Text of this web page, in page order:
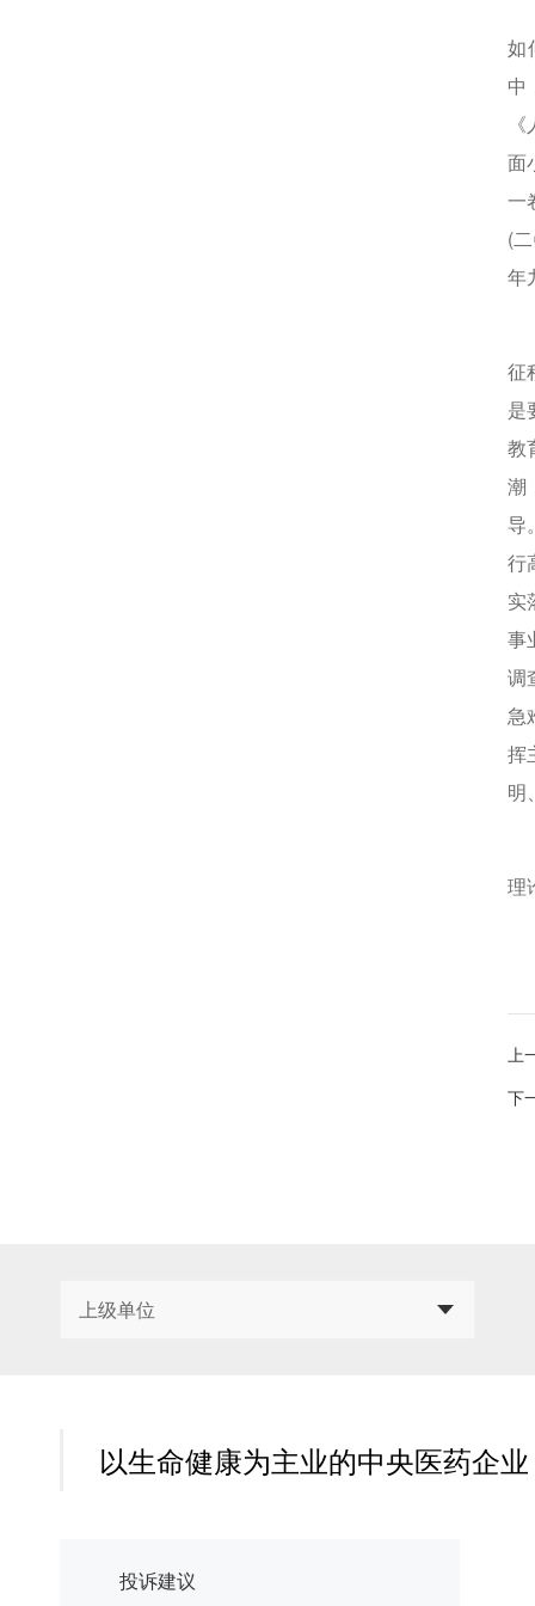
如
中
面
一
(
年
征
是
教
潮
导
行
实
事
调
急
挥
明
理
上
下
上级单位
以生命健康为主业的中央医药企业
投诉建议